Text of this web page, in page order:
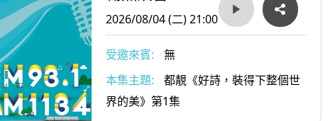
2026/08/04 (二) 21:00
受邀來賓:
無
本集主題:
都靚《好詩，裝得下整個世
界的美》第1集